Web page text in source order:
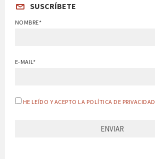
SUSCRÍBETE
NOMBRE*
E-MAIL*
HE LEÍDO Y ACEPTO LA POLÍTICA DE PRIVACIDAD